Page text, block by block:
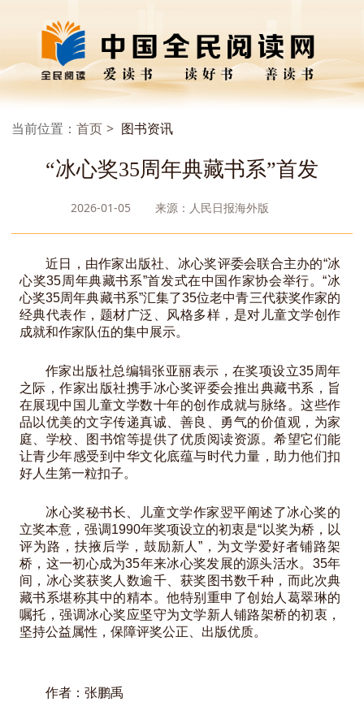
当前位置： 首页 图书资讯
“冰心奖35周年典藏书系”首发
2026-01-05 来源：人民日报海外版
近日，由作家出版社、冰心奖评委会联合主办的“冰
心奖35周年典藏书系”首发式在中国作家协会举行。“冰
心奖35周年典藏书系”汇集了35位老中青三代获奖作家的
经典代表作，题材广泛、风格多样，是对儿童文学创作
成就和作家队伍的集中展示。
作家出版社总编辑张亚丽表示，在奖项设立35周年
之际，作家出版社携手冰心奖评委会推出典藏书系，旨
在展现中国儿童文学数十年的创作成就与脉络。这些作
品以优美的文字传递真诚、善良、勇气的价值观，为家
庭、学校、图书馆等提供了优质阅读资源。希望它们能
让青少年感受到中华文化底蕴与时代力量，助力他们扣
好人生第一粒扣子。
冰心奖秘书长、儿童文学作家翌平阐述了冰心奖的
立奖本意，强调1990年奖项设立的初衷是“以奖为桥，以
评为路，扶掖后学，鼓励新人”，为文学爱好者铺路架
桥，这一初心成为35年来冰心奖发展的源头活水。35年
间，冰心奖获奖人数逾千、获奖图书数千种，而此次典
藏书系堪称其中的精本。他特别重申了创始人葛翠琳的
嘱托，强调冰心奖应坚守为文学新人铺路架桥的初衷，
坚持公益属性，保障评奖公正、出版优质。
作者：张鹏禹